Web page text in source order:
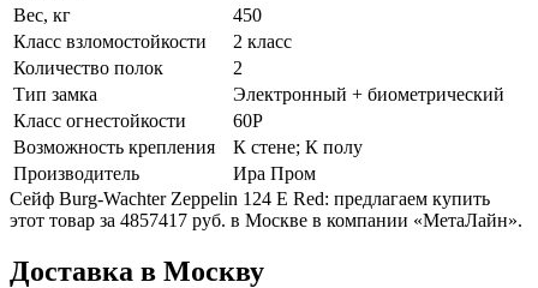
Вес, кг
450
Класс взломостойкости
2 класс
Количество полок
2
Тип замка
Электронный + биометрический
Класс огнестойкости
60P
Возможность крепления
К стене; К полу
Производитель
Ира Пром
Сейф Burg-Wachter Zeppelin 124 E Red: предлагаем купить
этот товар за 4857417 руб. в Москве в компании «МетаЛайн».
Доставка в Москву